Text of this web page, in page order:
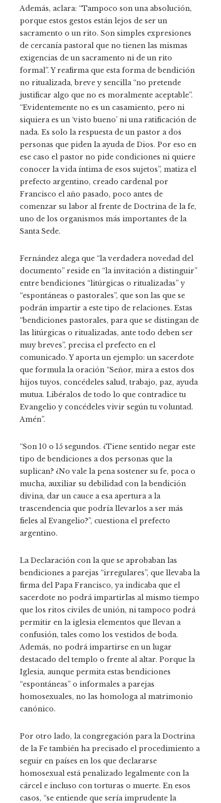
Además, aclara: “Tampoco son una absolución,
porque estos gestos están lejos de ser un
sacramento o un rito. Son simples expresiones
de cercanía pastoral que no tienen las mismas
exigencias de un sacramento ni de un rito
formal”. Y reafirma que esta forma de bendición
no ritualizada, breve y sencilla “no pretende
justificar algo que no es moralmente aceptable”.
“Evidentemente no es un casamiento, pero ni
siquiera es un ‘visto bueno’ ni una ratificación de
nada. Es solo la respuesta de un pastor a dos
personas que piden la ayuda de Dios. Por eso en
ese caso el pastor no pide condiciones ni quiere
conocer la vida íntima de esos sujetos”, matiza el
prefecto argentino, creado cardenal por
Francisco el año pasado, poco antes de
comenzar su labor al frente de Doctrina de la fe,
uno de los organismos más importantes de la
Santa Sede.
Fernández alega que “la verdadera novedad del
documento” reside en “la invitación a distinguir”
entre bendiciones “litúrgicas o ritualizadas” y
“espontáneas o pastorales”, que son las que se
podrán impartir a este tipo de relaciones. Estas
“bendiciones pastorales, para que se distingan de
las litúrgicas o ritualizadas, ante todo deben ser
muy breves”, precisa el prefecto en el
comunicado. Y aporta un ejemplo: un sacerdote
que formula la oración “Señor, mira a estos dos
hijos tuyos, concédeles salud, trabajo, paz, ayuda
mutua. Libéralos de todo lo que contradice tu
Evangelio y concédeles vivir según tu voluntad.
Amén”.
“Son 10 o 15 segundos. ¿Tiene sentido negar este
tipo de bendiciones a dos personas que la
suplican? ¿No vale la pena sostener su fe, poca o
mucha, auxiliar su debilidad con la bendición
divina, dar un cauce a esa apertura a la
trascendencia que podría llevarlos a ser más
fieles al Evangelio?”, cuestiona el prefecto
argentino.
La Declaración con la que se aprobaban las
bendiciones a parejas “irregulares”, que llevaba la
firma del Papa Francisco, ya indicaba que el
sacerdote no podrá impartirlas al mismo tiempo
que los ritos civiles de unión, ni tampoco podrá
permitir en la iglesia elementos que llevan a
confusión, tales como los vestidos de boda.
Además, no podrá impartirse en un lugar
destacado del templo o frente al altar. Porque la
Iglesia, aunque permita estas bendiciones
“espontáneas” o informales a parejas
homosexuales, no las homologa al matrimonio
canónico.
Por otro lado, la congregación para la Doctrina
de la Fe también ha precisado el procedimiento a
seguir en países en los que declararse
homosexual está penalizado legalmente con la
cárcel e incluso con torturas o muerte. En esos
casos, “se entiende que sería imprudente la